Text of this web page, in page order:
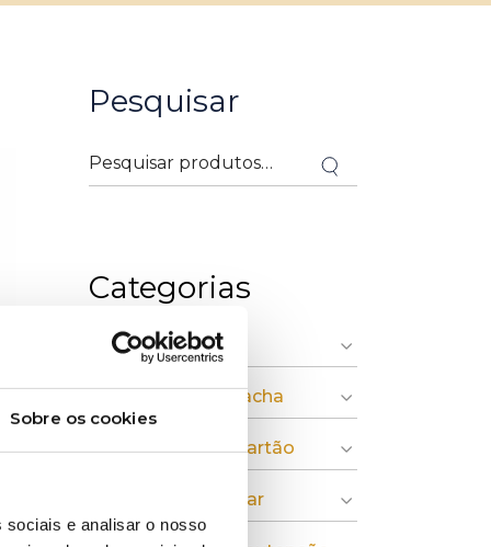
Sobre os cookies
sociais e analisar o nosso
Pesquisar
Categorias
» Indústria Gráfica
» Plásticos e Borracha
» Pasta, Papel e Cartão
» Economia Circular